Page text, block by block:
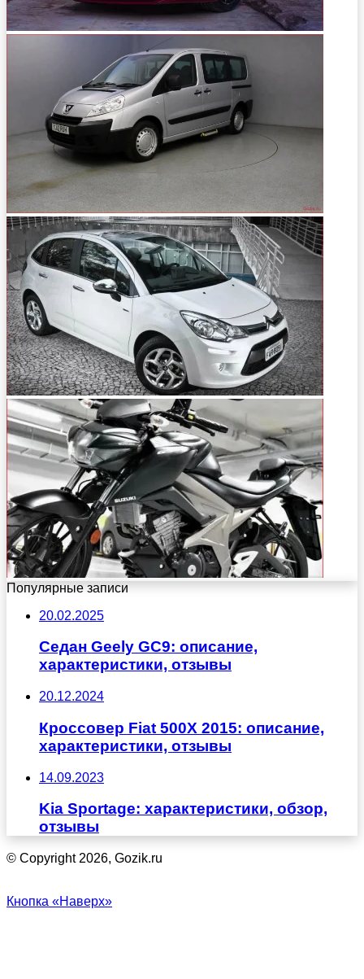
Популярные записи
20.02.2025
Седан Geely GC9: описание,
характеристики, отзывы
20.12.2024
Кроссовер Fiat 500X 2015: описание,
характеристики, отзывы
14.09.2023
Kia Sportage: характеристики, обзор,
отзывы
© Copyright 2026, Gozik.ru
Кнопка «Наверх»